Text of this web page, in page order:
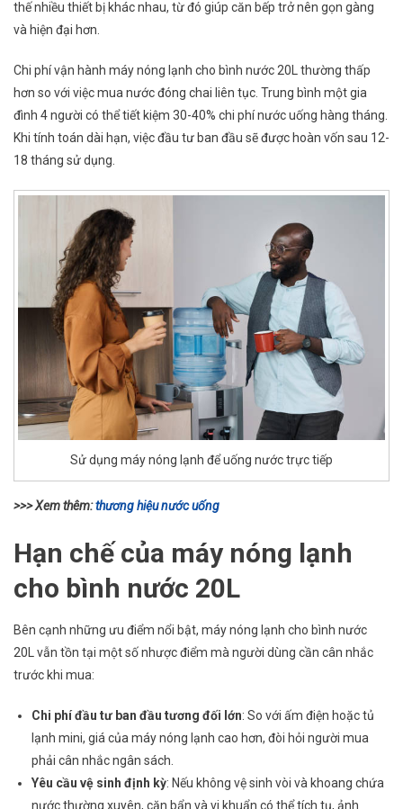
thế nhiều thiết bị khác nhau, từ đó giúp căn bếp trở nên gọn gàng
và hiện đại hơn.
Chi phí vận hành máy nóng lạnh cho bình nước 20L thường thấp
hơn so với việc mua nước đóng chai liên tục. Trung bình một gia
đình 4 người có thể tiết kiệm 30-40% chi phí nước uống hàng tháng.
Khi tính toán dài hạn, việc đầu tư ban đầu sẽ được hoàn vốn sau 12-
18 tháng sử dụng.
Sử dụng máy nóng lạnh để uống nước trực tiếp
>>> Xem thêm:thương hiệu nước uống
Hạn chế của máy nóng lạnh
cho bình nước 20L
Bên cạnh những ưu điểm nổi bật, máy nóng lạnh cho bình nước
20L vẫn tồn tại một số nhược điểm mà người dùng cần cân nhắc
trước khi mua:
Chi phí đầu tư ban đầu tương đối lớn: So với ấm điện hoặc tủ
lạnh mini, giá của máy nóng lạnh cao hơn, đòi hỏi người mua
phải cân nhắc ngân sách.
Yêu cầu vệ sinh định kỳ: Nếu không vệ sinh vòi và khoang chứa
nước thường xuyên, cặn bẩn và vi khuẩn có thể tích tụ, ảnh